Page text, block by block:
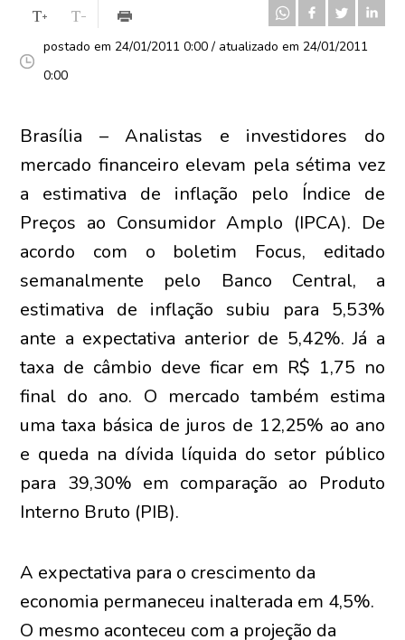
postado em 24/01/2011 0:00 / atualizado em 24/01/2011
0:00
Brasília – Analistas e investidores do
mercado financeiro elevam pela sétima vez
a estimativa de inflação pelo Índice de
Preços ao Consumidor Amplo (IPCA). De
acordo com o boletim Focus, editado
semanalmente pelo Banco Central, a
estimativa de inflação subiu para 5,53%
ante a expectativa anterior de 5,42%. Já a
taxa de câmbio deve ficar em R$ 1,75 no
final do ano. O mercado também estima
uma taxa básica de juros de 12,25% ao ano
e queda na dívida líquida do setor público
para 39,30% em comparação ao Produto
Interno Bruto (PIB).
A expectativa para o crescimento da
economia permaneceu inalterada em 4,5%.
O mesmo aconteceu com a projeção da